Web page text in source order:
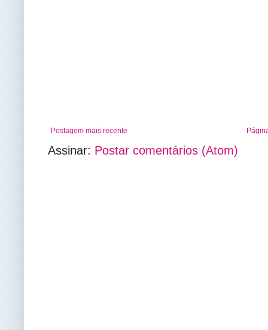
Postagem mais recente
Assinar: Postar comentários (Atom)